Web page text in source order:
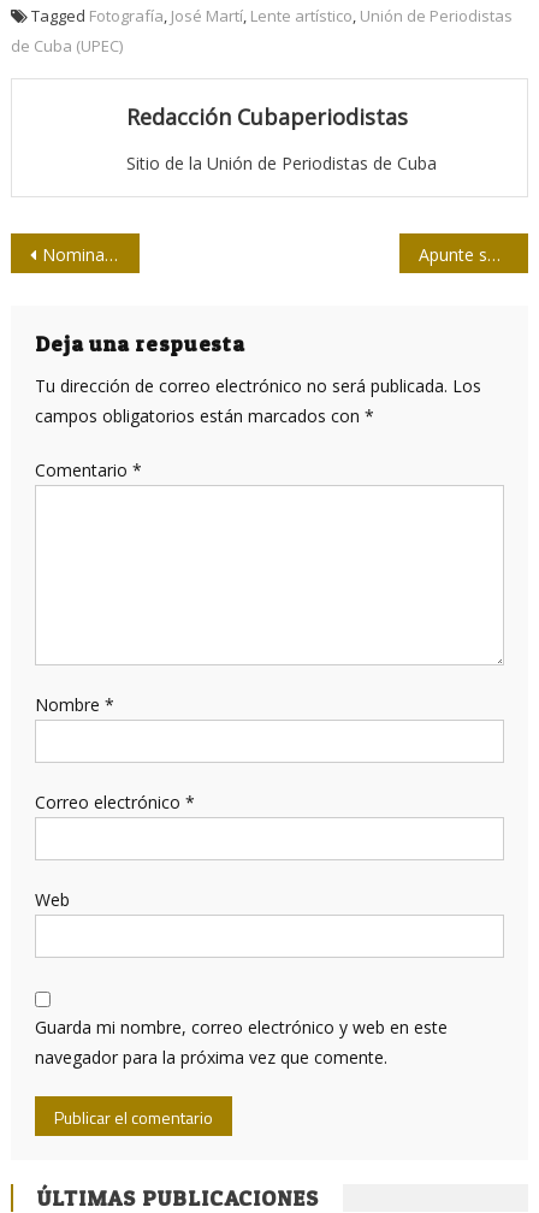
Tagged Fotografía José Martí, Lente artístico Unión de Periodistas
de Cuba (UPEC)
Redacción Cubaperiodistas
Sitio de la Unión de Periodistas de Cuba
Navegación
entradas
Nominados al Oscar 2025: El brutalistaseApunte sobre intereses individuales y servicio al pueblo
Deja una respuesta
Tu dirección de correo electrónico no será publicada. Los
campos obligatorios están marcados con *
Comentario *
Nombre *
Correo electrónico *
Web
Guarda mi nombre, correo electrónico y web en este
navegador para la próxima vez que comente.
ÚLTIMAS PUBLICACIONES